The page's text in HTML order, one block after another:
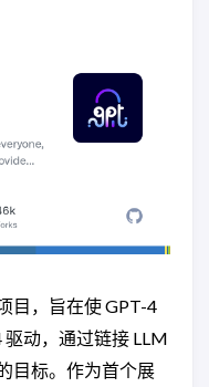
目，旨在使 GPT-4
动，通过链接 LLM
目标。作为首个展